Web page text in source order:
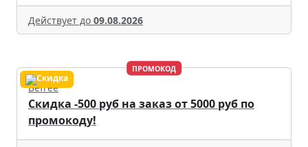
Действует до 09.08.2026
ПРОМОКОД
Befree
Скидка -500 руб на заказ от 5000 руб по
промокоду!